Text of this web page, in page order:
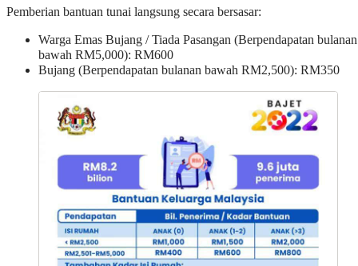
Pemberian bantuan tunai langsung secara bersasar:
Warga Emas Bujang / Tiada Pasangan (Berpendapatan bulanan
bawah RM5,000): RM600
Bujang (Berpendapatan bulanan bawah RM2,500): RM350